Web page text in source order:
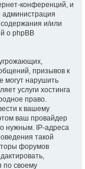
конференций, и
администрация
и/или
о phpBB
призывов к
могут нарушить
услуги хостинга
право.
к вашему
ваш провайдер
нужным. IP-адреса
такой
форумов
по своему